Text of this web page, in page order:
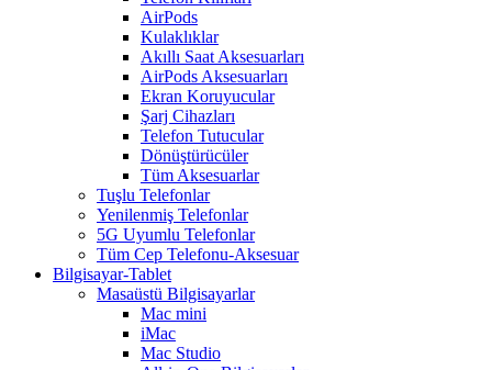
AirPods
Kulaklıklar
Akıllı Saat Aksesuarları
AirPods Aksesuarları
Ekran Koruyucular
Şarj Cihazları
Telefon Tutucular
Dönüştürücüler
Tüm Aksesuarlar
Tuşlu Telefonlar
Yenilenmiş Telefonlar
5G Uyumlu Telefonlar
Tüm Cep Telefonu-Aksesuar
Bilgisayar-Tablet
Masaüstü Bilgisayarlar
Mac mini
iMac
Mac Studio